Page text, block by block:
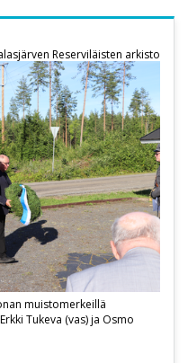
muistomerkeillä
Tukeva (vas) ja Osmo
Reserviläisten arkisto